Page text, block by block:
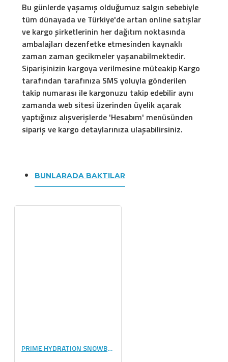
Bu günlerde yaşamış olduğumuz salgın sebebiyle
tüm dünayada ve Türkiye'de artan online satışlar
ve kargo şirketlerinin her dağıtım noktasında
ambalajları dezenfetke etmesinden kaynaklı
zaman zaman gecikmeler yaşanabilmektedir.
Siparişinizin kargoya verilmesine müteakip Kargo
tarafından tarafınıza SMS yoluyla gönderilen
takip numarası ile kargonuzu takip edebilir aynı
zamanda web sitesi üzerinden üyelik açarak
yaptığınız alışverişlerde 'Hesabım' menüsünden
sipariş ve kargo detaylarınıza ulaşabilirsiniz.
BUNLARADA BAKTILAR
PRIME HYDRATION SNOWBALL SLUSHY 500 ML TEKLİ